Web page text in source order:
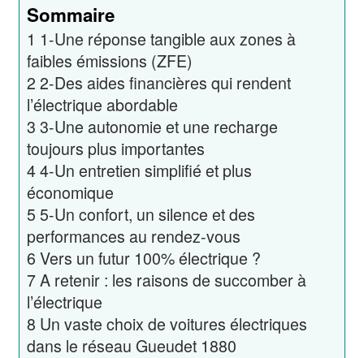
Sommaire
1 1-Une réponse tangible aux zones à
faibles émissions (ZFE)
2 2-Des aides financières qui rendent
l’électrique abordable
3 3-Une autonomie et une recharge
toujours plus importantes
44-Un entretien simplifié et plus
économique
5 5-Un confort, un silence et des
performances au rendez-vous
6 Vers un futur 100% électrique ?
7A retenir : les raisons de succomber à
l’électrique
8 Un vaste choix de voitures électriques
dans le réseau Gueudet 1880